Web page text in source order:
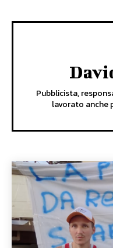
Pubblicista,
lavorato anche